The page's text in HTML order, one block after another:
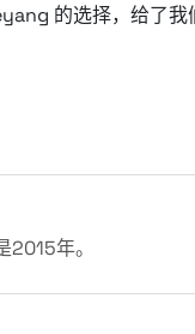
的选择，给了我
年。